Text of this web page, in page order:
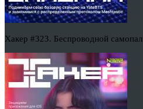
Хакер #323. Беспроводной самопал